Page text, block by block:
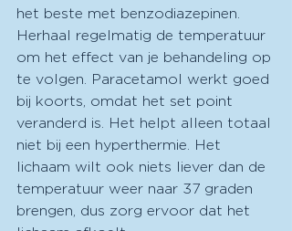
het beste met benzodiazepinen.
Herhaal regelmatig de temperatuur
om het effect van je behandeling op
te volgen. Paracetamol werkt goed
bij koorts, omdat het set point
veranderd is. Het helpt alleen totaal
niet bij een hyperthermie. Het
lichaam wilt ook niets liever dan de
temperatuur weer naar 37 graden
brengen, dus zorg ervoor dat het